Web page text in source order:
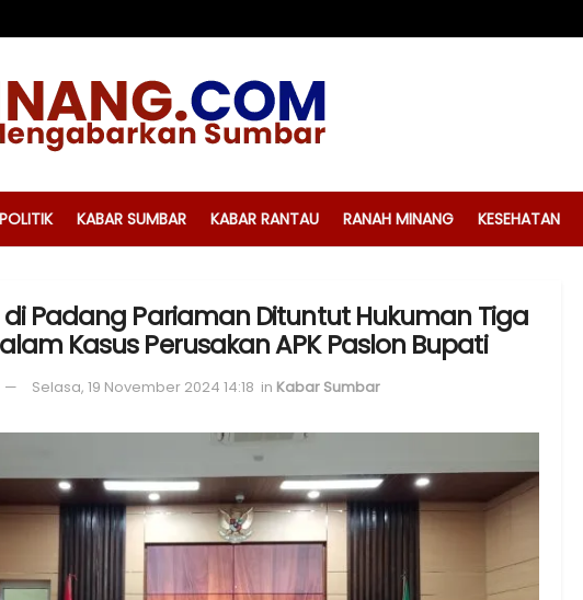
POLITIK KABAR SUMBAR KABAR RANTAU RANAH MINANG KESEHATAN
Padang Pariaman Dituntut Hukuman Tiga
Kasus Perusakan APK Paslon Bupati
Selasa, 19 November 2024 14:18 in Kabar Sumbar